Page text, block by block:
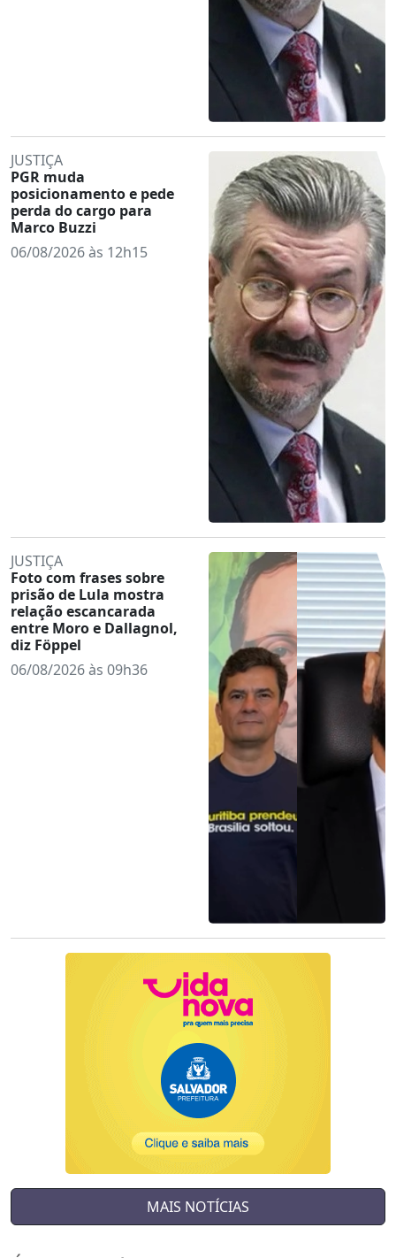
JUSTIÇA
PGR muda
posicionamento e pede
perda do cargo para
Marco Buzzi
06/08/2026 às 12h15
JUSTIÇA
Foto com frases sobre
prisão de Lula mostra
relação escancarada
entre Moro e Dallagnol,
diz Föppel
06/08/2026 às 09h36
MAIS NOTÍCIAS